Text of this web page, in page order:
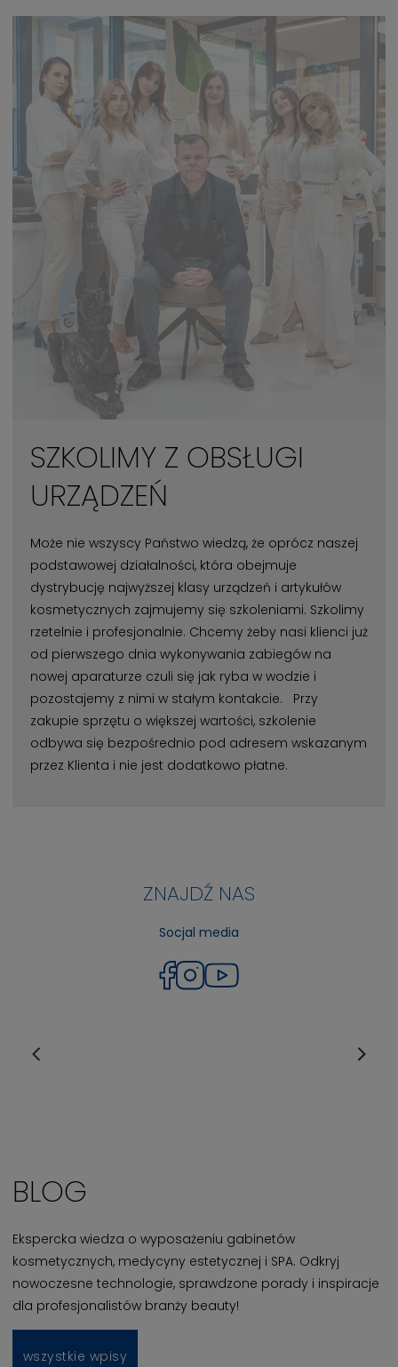
SZKOLIMY Z OBSŁUGI
URZĄDZEŃ
Może nie wszyscy Państwo wiedzą, że oprócz naszej
podstawowej działalności, która obejmuje
dystrybucję najwyższej klasy urządzeń i artykułów
kosmetycznych zajmujemy się szkoleniami. Szkolimy
rzetelnie i profesjonalnie. Chcemy żeby nasi klienci już
od pierwszego dnia wykonywania zabiegów na
nowej aparaturze czuli się jak ryba w wodzie i
pozostajemy z nimi w stałym kontakcie. Przy
zakupie sprzętu o większej wartości, szkolenie
odbywa się bezpośrednio pod adresem wskazanym
przez Klienta i nie jest dodatkowo płatne.
ZNAJDŹ NAS
Socjal media
BLOG
Ekspercka wiedza o wyposażeniu gabinetów
kosmetycznych, medycyny estetycznej i SPA. Odkryj
nowoczesne technologie, sprawdzone porady i inspiracje
dla profesjonalistów branży beauty!
wszystkie wpisy